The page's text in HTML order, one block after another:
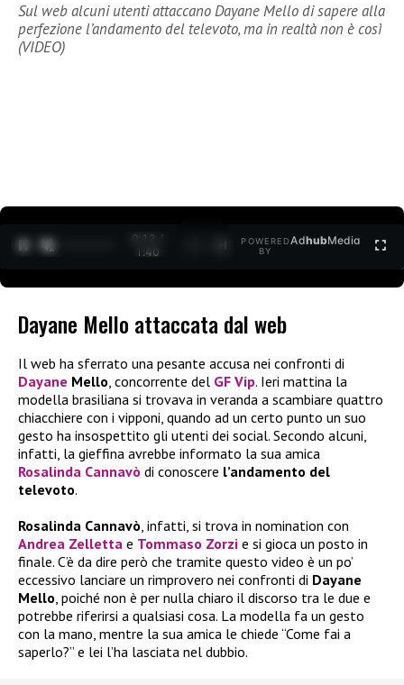
Sul web alcuni utenti attaccano Dayane Mello di sapere alla
perfezione l’andamento del televoto, ma in realtà non è così
(VIDEO)
0:12 /
1:40
POWERED
BY
AdhubMedia
Dayane Mello attaccata dal web
Il web ha sferrato una pesante accusa nei confronti di
Dayane Mello, concorrente del GF Vip. Ieri mattina la
modella brasiliana si trovava in veranda a scambiare quattro
chiacchiere con i vipponi, quando ad un certo punto un suo
gesto ha insospettito gli utenti dei social. Secondo alcuni,
infatti, la gieffina avrebbe informato la sua amica
Rosalinda Cannavò di conoscere l’andamento del
televoto.
Rosalinda Cannavò, infatti, si trova in nomination con
Andrea Zelletta e Tommaso Zorzi e si gioca un posto in
finale. C’è da dire però che tramite questo video è un po’
eccessivo lanciare un rimprovero nei confronti di Dayane
Mello, poiché non è per nulla chiaro il discorso tra le due e
potrebbe riferirsi a qualsiasi cosa. La modella fa un gesto
con la mano, mentre la sua amica le chiede “Come fai a
saperlo?” e lei l’ha lasciata nel dubbio.